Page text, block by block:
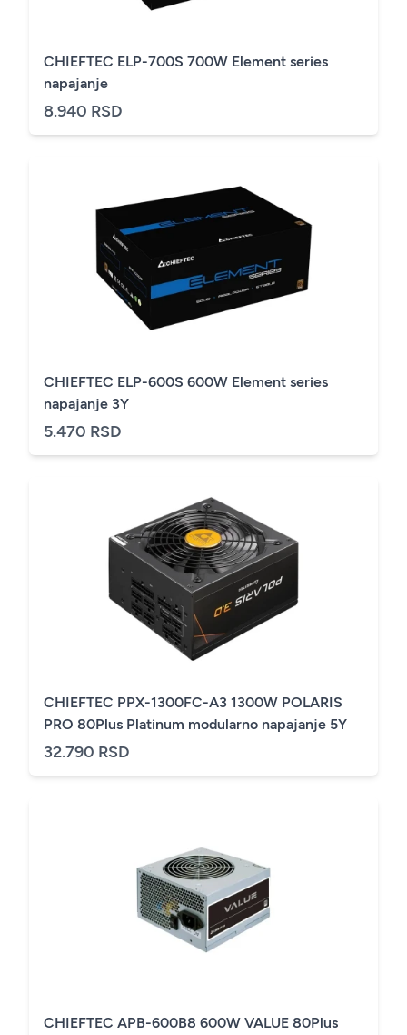
CHIEFTEC ELP-700S 700W Element series
napajanje
8.940 RSD
CHIEFTEC ELP-600S 600W Element series
napajanje 3Y
5.470 RSD
CHIEFTEC PPX-1300FC-A3 1300W POLARIS
PRO 80Plus Platinum modularno napajanje 5Y
32.790 RSD
CHIEFTEC APB-600B8 600W VALUE 80Plus